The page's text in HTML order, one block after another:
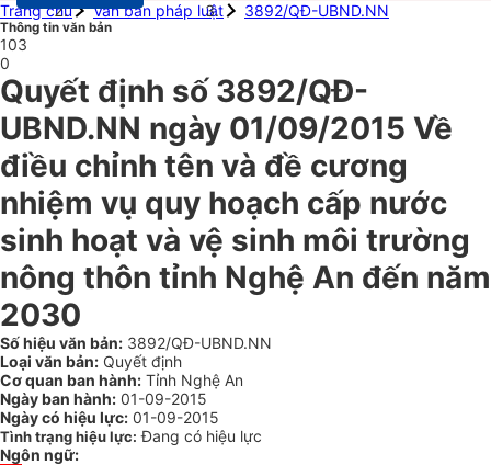
Trang chủ
Văn bản pháp luật 3892/QĐ-UBND.NN
Thông tin văn bản
103
0
Quyết định số 3892/QĐ-
UBND.NN ngày 01/09/2015 Về
điều chỉnh tên và đề cương
nhiệm vụ quy hoạch cấp nước
sinh hoạt và vệ sinh môi trường
nông thôn tỉnh Nghệ An đến năm
2030
Số hiệu văn bản: 3892/QĐ-UBND.NN
Loại văn bản: Quyết định
Cơ quan ban hành: Tỉnh Nghệ An
Ngày ban hành: 01-09-2015
Ngày có hiệu lực: 01-09-2015
Tình trạng hiệu lực: Đang có hiệu lực
Ngôn ngữ: